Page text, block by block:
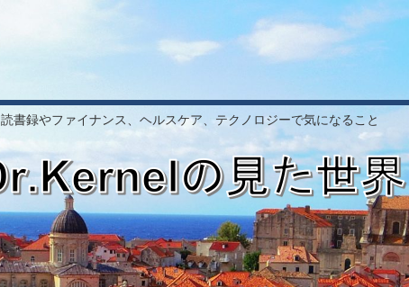
読書録やファイナンス、ヘルスケア、テクノロジーで気になること